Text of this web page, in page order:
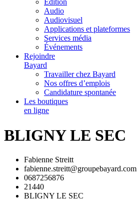
Édition
Audio
Audiovisuel
Applications et plateformes
Services média
Événements
Rejoindre
Bayard
Travailler chez Bayard
Nos offres d’emplois
Candidature spontanée
Les boutiques
en ligne
BLIGNY LE SEC
Fabienne Streitt
fabienne.streitt@groupebayard.com
0687256876
21440
BLIGNY LE SEC